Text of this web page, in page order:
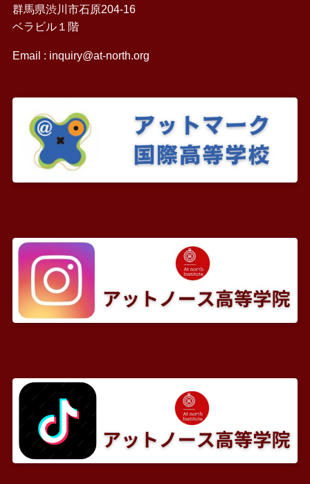
群馬県渋川市石原204-16
ベラビル１階
Email : inquiry@at-north.org